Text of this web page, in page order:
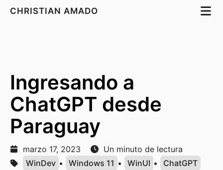
CHRISTIAN AMADO
Ingresando a
ChatGPT desde
Paraguay
marzo 17, 2023
Un minuto de lectura
WinDev • Windows 11 • WinUI • ChatGPT